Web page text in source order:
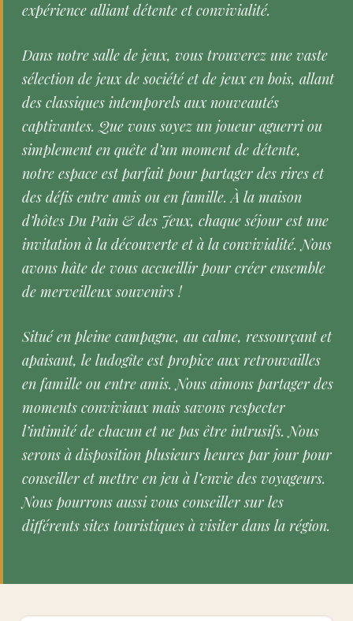
expérience alliant détente et convivialité.
Dans notre salle de jeux, vous trouverez une vaste
sélection de jeux de société et de jeux en bois, allant
des classiques intemporels aux nouveautés
captivantes. Que vous soyez un joueur aguerri ou
simplement en quête d’un moment de détente,
notre espace est parfait pour partager des rires et
des défis entre amis ou en famille. À la maison
d’hôtes Du Pain & des Jeux, chaque séjour est une
invitation à la découverte et à la convivialité. Nous
avons hâte de vous accueillir pour créer ensemble
de merveilleux souvenirs !
Situé en pleine campagne, au calme, ressourçant et
apaisant, le ludogîte est propice aux retrouvailles
en famille ou entre amis. Nous aimons partager des
moments conviviaux mais savons respecter
l’intimité de chacun et ne pas être intrusifs. Nous
serons à disposition plusieurs heures par jour pour
conseiller et mettre en jeu à l’envie des voyageurs.
Nous pourrons aussi vous conseiller sur les
différents sites touristiques à visiter dans la région.